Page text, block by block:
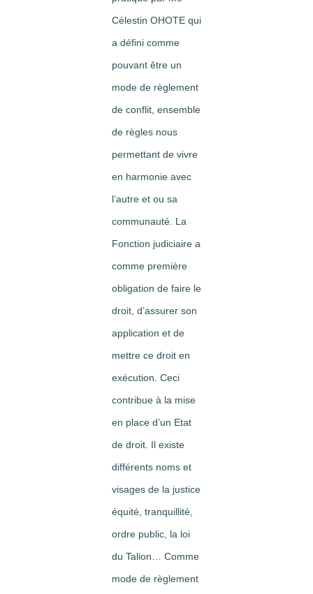
Célestin OHOTE qui
a défini comme
pouvant être un
mode de règlement
de conflit, ensemble
de règles nous
permettant de vivre
en harmonie avec
l’autre et ou sa
communauté. La
Fonction judiciaire a
comme première
obligation de faire le
droit, d’assurer son
application et de
mettre ce droit en
exécution. Ceci
contribue à la mise
en place d’un Etat
de droit. Il existe
différents noms et
visages de la justice
équité, tranquillité,
ordre public, la loi
du Talion… Comme
mode de règlement